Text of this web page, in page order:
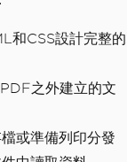
和CSS設計完整的
之外建立的文
或準備列印分發